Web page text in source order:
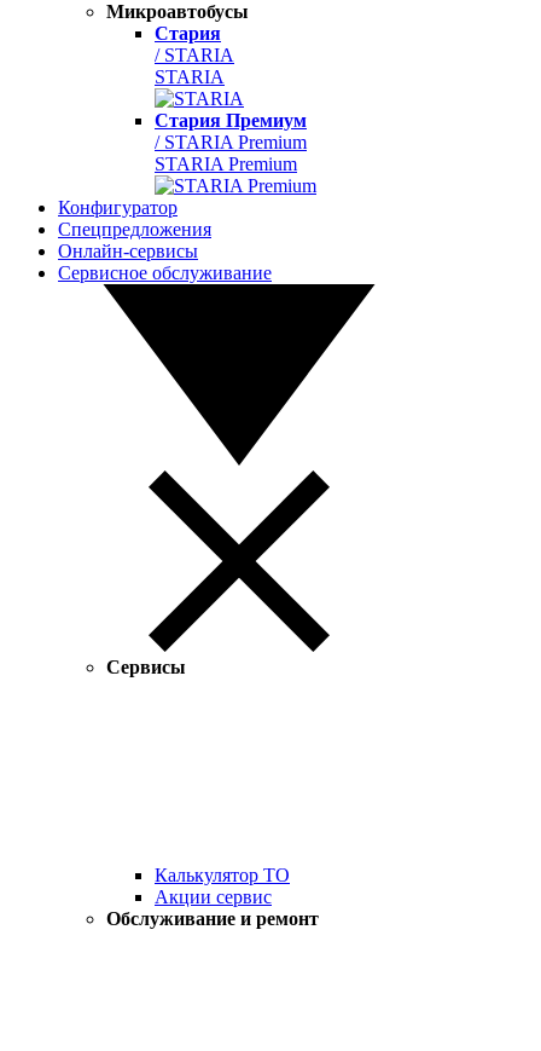
Микроавтобусы
Стария
/ STARIA
STARIA
Стария Премиум
/ STARIA Premium
STARIA Premium
Конфигуратор
Спецпредложения
Онлайн-сервисы
Сервисное обслуживание
Сервисы
Калькулятор ТО
Акции сервис
Обслуживание и ремонт